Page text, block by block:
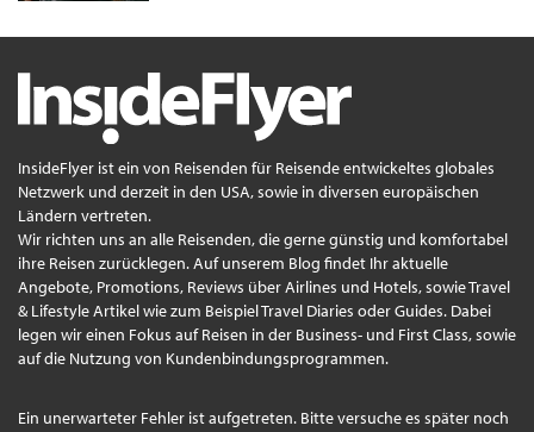
InsideFlyer ist ein von Reisenden für Reisende entwickeltes globales
Netzwerk und derzeit in den USA, sowie in diversen europäischen
Ländern vertreten.
Wir richten uns an alle Reisenden, die gerne günstig und komfortabel
ihre Reisen zurücklegen. Auf unserem Blog findet Ihr aktuelle
Angebote, Promotions, Reviews über Airlines und Hotels, sowie Travel
& Lifestyle Artikel wie zum Beispiel Travel Diaries oder Guides. Dabei
legen wir einen Fokus auf Reisen in der Business- und First Class, sowie
auf die Nutzung von Kundenbindungsprogrammen.
Ein unerwarteter Fehler ist aufgetreten. Bitte versuche es später noch